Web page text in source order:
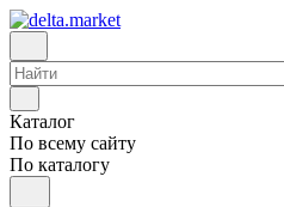
Каталог
По всему сайту
По каталогу